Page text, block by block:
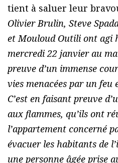
tient à saluer leur
Olivier Brulin, Steve
et Mouloud Outili ont agi
mercredi 22 janvier au
preuve d’un immense
vies menacées par un feu
C’est en faisant preuve
aux flammes, qu’ils ont
l’appartement concerné
évacuer les habitants de
une personne âgée prise